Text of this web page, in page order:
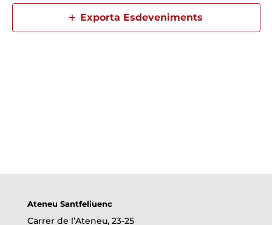
Exporta Esdeveniments
Ateneu Santfeliuenc
Carrer de l’Ateneu, 23-25